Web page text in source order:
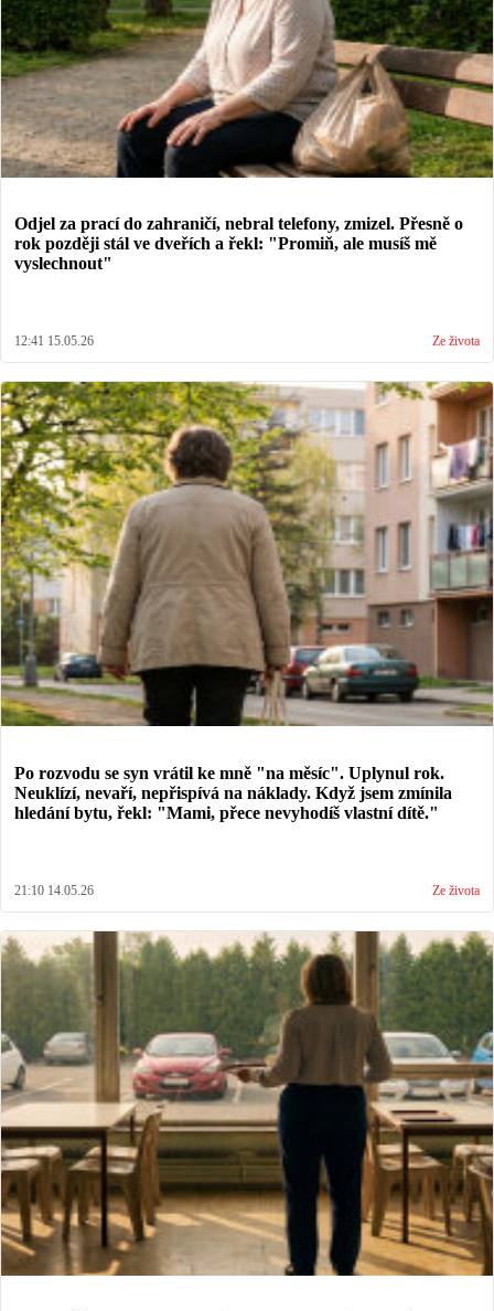
Odjel za prací do zahraničí, nebral telefony, zmizel. Přesně o
rok později stál ve dveřích a řekl: "Promiň, ale musíš mě
vyslechnout"
12:41 15.05.26 Ze života
Po rozvodu se syn vrátil ke mně "na měsíc". Uplynul rok.
Neuklízí, nevaří, nepřispívá na náklady. Když jsem zmínila
hledání bytu, řekl: "Mami, přece nevyhodíš vlastní dítě."
21:10 14.05.26 Ze života